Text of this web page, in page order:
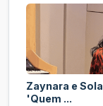
Zaynara e
'Quem ...